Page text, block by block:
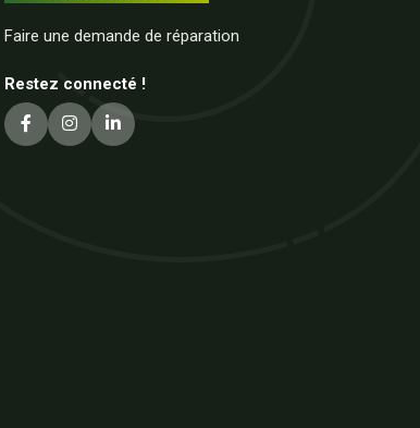
Faire une demande de réparation
Restez connecté !